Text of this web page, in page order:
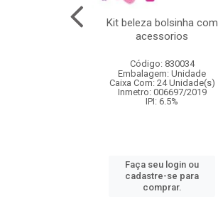
Kit beleza bolsinha com
acessorios
Código: 830034
Embalagem: Unidade
Caixa Com: 24 Unidade(s)
Inmetro: 006697/2019
IPI: 6.5%
Faça seu login ou
cadastre-se para
comprar.